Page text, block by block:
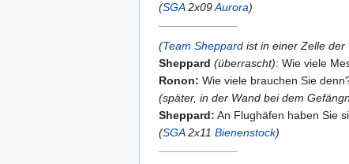
(SGA 2x09Aurora)
(Team Sheppard ist in einer Zelle der
Sheppard (überrascht): Wie viele
Ronon: Wie viele brauchen Sie
(später, in der Wand bei dem
Sheppard: An Flughäfen haben Sie
(SGA 2x11 Bienenstock)